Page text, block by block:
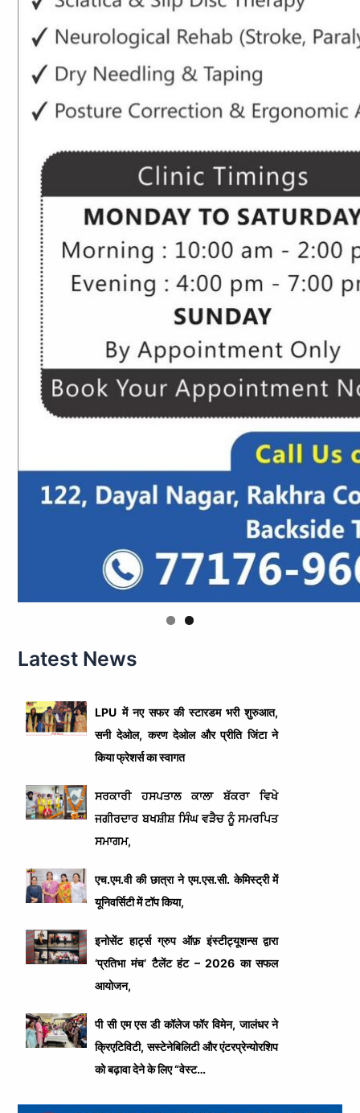
Latest News
LPU में नए सफर की स्टारडम भरी शुरुआत,
सनी देओल, करण देओल और प्रीति जिंटा ने
किया फ्रेशर्स का स्वागत
ਸਰਕਾਰੀ ਹਸਪਤਾਲ ਕਾਲਾ ਬੱਕਰਾ ਵਿਖੇ
ਜਗੀਰਦਾਰ ਬਖਸ਼ੀਸ਼ ਸਿੰਘ ਵੜੈਚ ਨੂੰ ਸਮਰਪਿਤ
ਸਮਾਗਮ,
एच.एम.वी की छात्रा ने एम.एस.सी. केमिस्ट्री में
यूनिवर्सिटी में टॉप किया,
इनोसेंट हार्ट्स ग्रुप ऑफ़ इंस्टीट्यूशन्स द्वारा
‘प्रतिभा मंच’ टैलेंट हंट – 2026 का सफल
आयोजन,
पी सी एम एस डी कॉलेज फॉर विमेन, जालंधर ने
क्रिएटिविटी, सस्टेनेबिलिटी और एंटरप्रेन्योरशिप
को बढ़ावा देने के लिए “वेस्ट…